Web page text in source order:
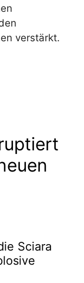
verstärkt.
Sciara